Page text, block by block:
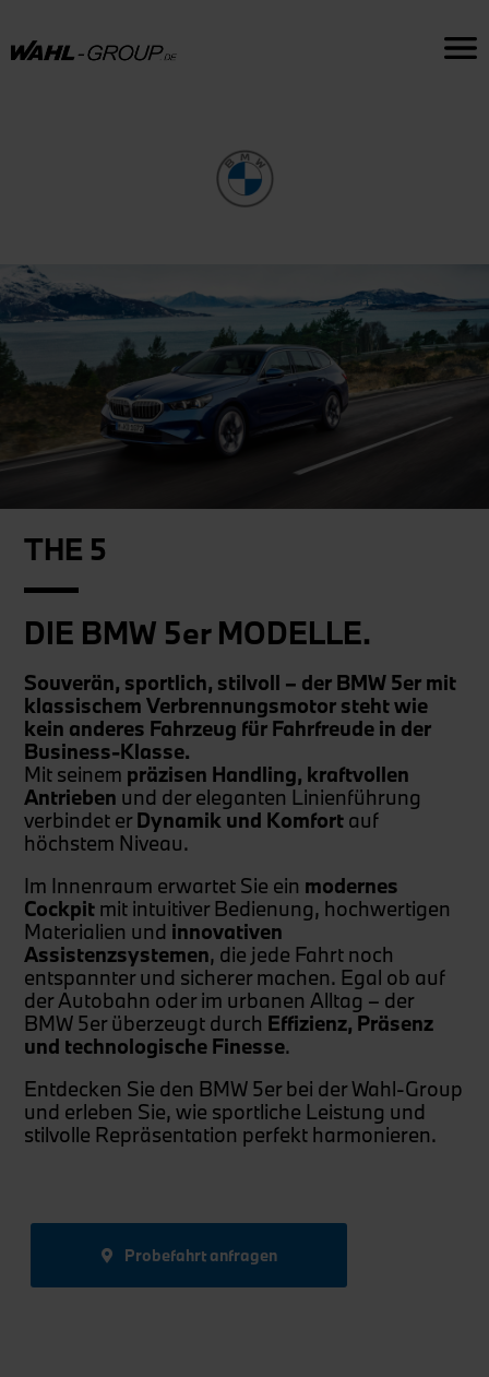
THE 5
DIE BMW 5er MODELLE.
Souverän, sportlich, stilvoll – der BMW 5er mit
klassischem Verbrennungsmotor steht wie
kein anderes Fahrzeug für Fahrfreude in der
Business-Klasse.
Mit seinem präzisen Handling, kraftvollen
Antrieben und der eleganten Linienführung
verbindet erDynamik und Komfort auf
höchstem Niveau.
Im Innenraum erwartet Sie ein modernes
Cockpit mit intuitiver Bedienung, hochwertigen
Materialien und innovativen
Assistenzsystemen, die jede Fahrt noch
entspannter und sicherer machen. Egal ob auf
der Autobahn oder im urbanen Alltag – der
BMW 5er überzeugt durch Effizienz, Präsenz
und technologische Finesse.
Entdecken Sie den BMW 5er bei der Wahl-Group
und erleben Sie, wie sportliche Leistung und
stilvolle Repräsentation perfekt harmonieren.
Probefahrt anfragen